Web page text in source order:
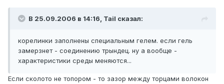
В 25.09.2006 в 14:16, Tail сказал:
корелинки заполнены специальным гелем. если гель
замерзнет - соединению трындец. ну а вообще -
характеристики среды меняются...
Если сколото не топором - то зазор между торцами волокон